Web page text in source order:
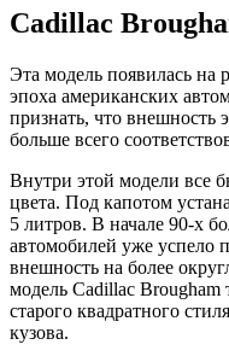
Cadillac
Эта модель появилась на
эпоха американских
признать, что внешность
больше всего
Внутри этой модели все
цвета. Под капотом
5 литров. В начале 90-х
автомобилей уже успело
внешность на более
модель Cadillac Brougham
старого квадратного
кузова.